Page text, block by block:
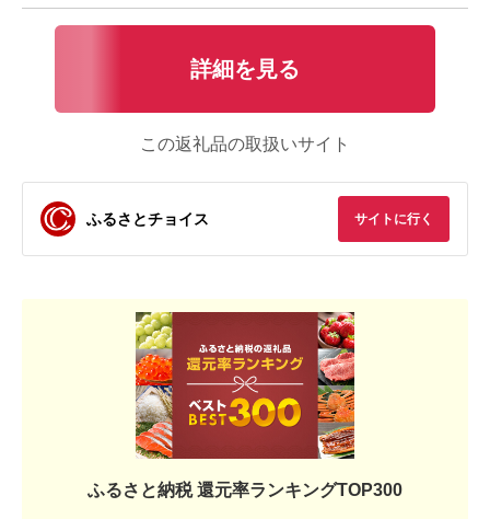
詳細を見る
この返礼品の取扱いサイト
ふるさとチョイス サイトに行く
ふるさと納税 還元率ランキングTOP300